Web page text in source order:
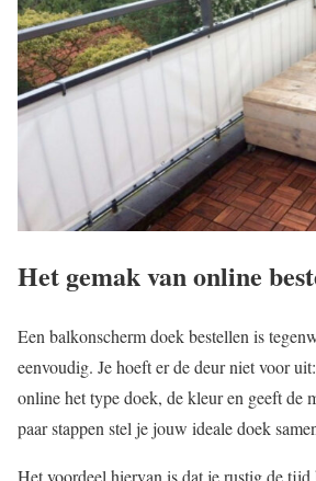
Het gemak van online
Een balkonscherm doek bestellen is
eenvoudig. Je hoeft er de deur niet voor
online het type doek, de kleur en geeft de
paar stappen stel je jouw ideale doek
Het voordeel hiervan is dat je rustig de